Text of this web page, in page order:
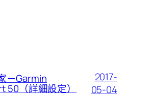
－Garmin
50（詳細設定）
2017-
05-04